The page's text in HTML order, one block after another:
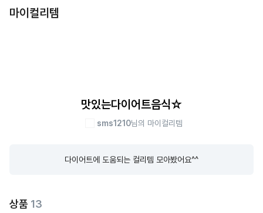
마이컬리템
맛있는다이어트음식☆
sms1210님의 마이컬리템
다이어트에 도움되는 컬리템 모아봤어요^^
상품 13